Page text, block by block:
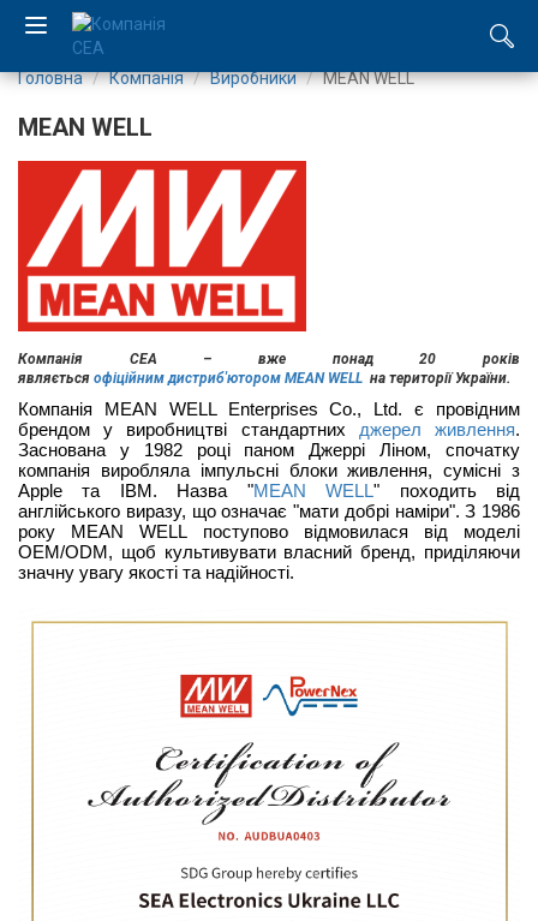
Компанія
Каталог
Виробництво
Послуги
Новини
Вакансії
Вхід/
Контакти
Доставка
Підтримка
Головна Компанія Виробники MEAN WELL
MEAN WELL
Компанія СЕА – вже понад 20 років
являється офіційним дистриб'ютором MEAN WELL на території України.
Компанія MEAN WELL Enterprises Co., Ltd. є провідним
брендом у виробництві стандартних джерел живлення.
Заснована у 1982 році паном Джеррі Ліном, спочатку
компанія виробляла імпульсні блоки живлення, сумісні з
Apple та IBM. Назва "MEAN WELL" походить від
англійського виразу, що означає "мати добрі наміри". З 1986
року MEAN WELL поступово відмовилася від моделі
OEM/ODM, щоб культивувати власний бренд, приділяючи
значну увагу якості та надійності.